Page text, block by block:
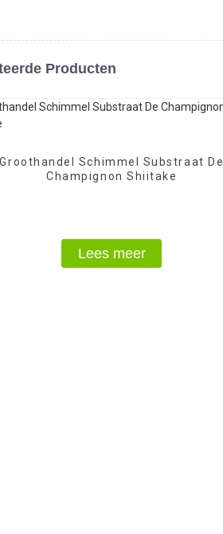
Producten
Groothandel Schimmel Substraat De
Champignon Shiitake
Lees meer